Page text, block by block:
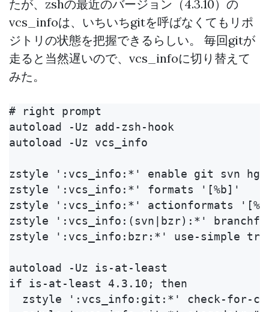
たが、zshの最近のバージョン（4.3.10）の
vcs_infoは、いちいちgitを呼ばなくてもリポ
ジトリの状態を把握できるらしい。 毎回gitが
走ると当然遅いので、vcs_infoに切り替えて
みた。
# right prompt
autoload -Uz add-zsh-hook
autoload -Uz vcs_info
zstyle ':vcs_info:*' enable git svn hg
zstyle ':vcs_info:*' formats '[%b]'
zstyle ':vcs_info:*' actionformats
zstyle ':vcs_info:(svn|bzr):*'
zstyle ':vcs_info:bzr:*' use-simple
autoload -Uz is-at-least
if is-at-least 4.3.10; then
zstyle ':vcs_info:git:*' check-for-